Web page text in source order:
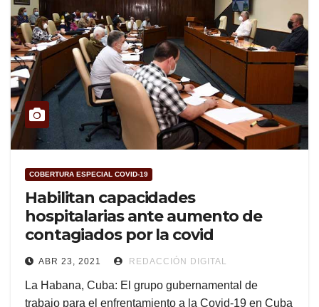
COBERTURA ESPECIAL COVID-19
Habilitan capacidades
hospitalarias ante aumento de
contagiados por la covid
ABR 23, 2021 REDACCIÓN DIGITAL
La Habana, Cuba: El grupo gubernamental de
trabajo para el enfrentamiento a la Covid-19 en Cuba